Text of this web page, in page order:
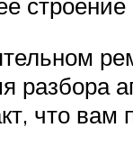
разбора
что вам